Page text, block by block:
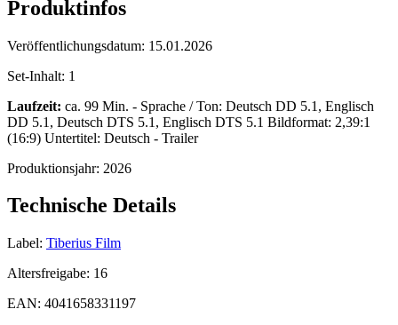
Produktinfos
Veröffentlichungsdatum: 15.01.2026
Set-Inhalt: 1
Laufzeit: ca. 99 Min. - Sprache / Ton: Deutsch DD 5.1, Englisch
DD 5.1, Deutsch DTS 5.1, Englisch DTS 5.1 Bildformat: 2,39:1
(16:9) Untertitel: Deutsch - Trailer
Produktionsjahr: 2026
Technische Details
Label: Tiberius Film
Altersfreigabe: 16
EAN: 4041658331197